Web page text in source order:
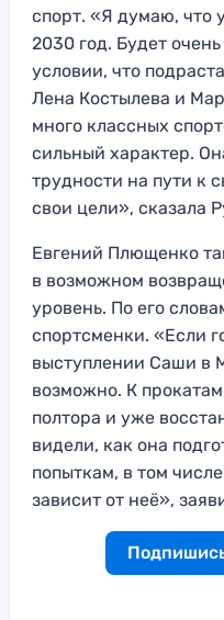
спорт. «Я думаю, что
2030 год. Будет
условии, что
Лена Костылева и
много классных
сильный характер.
трудности на пути к
свои цели», сказала
Евгений Плющенко
в возможном
уровень. По его
спортсменки. «Если
выступлении Саши в
возможно. К
полтора и уже
видели, как она
попыткам, в том
зависит от неё»,